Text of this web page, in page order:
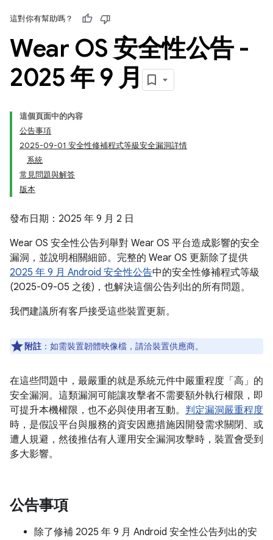
這對你有幫助嗎？
Wear OS 安全性公告 -
2025 年 9 月
這個頁面中的內容
公告事項
2025-09-01 安全性修補程式等級安全漏洞詳情
系統
常見問題與解答
版本
發布日期：2025 年 9 月 2 日
Wear OS 安全性公告列舉對 Wear OS 平台造成影響的安全
漏洞，並說明相關細節。完整的 Wear OS 更新除了提供
2025 年 9 月 Android 安全性公告中的安全性修補程式等級
(2025-09-05 之後)，也解決這個公告列出的所有問題。
我們建議所有客戶接受這些裝置更新。
附註 ：如需裝置韌體映像檔，請洽裝置供應商。
在這些問題中，最嚴重的就是系統元件中嚴重程度「高」的
安全漏洞。這類漏洞可能讓攻擊者不需要額外執行權限，即
可提升本機權限，也不必與使用者互動。 判定漏洞嚴重程度
時，是假設平台與服務的資安因應措施因開發需求關閉、或
遭人規避，然後推估有人運用安全漏洞攻擊時，裝置會受到
多大影響。
公告事項
除了修補 2025 年 9 月 Android 安全性公告列出的安